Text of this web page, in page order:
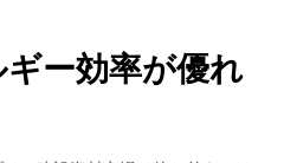
ー効率が優れ